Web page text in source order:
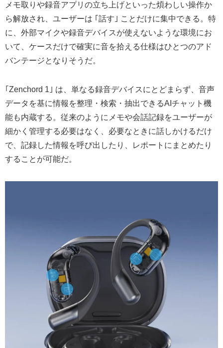
メモ取りや録音アプリの立ち上げといった煩わしい操作か
ら解放され、ユーザーは ｢話す｣ ことだけに集中できる。特
に、外部マイクや録音デバイスが使えないような環境にお
いて、ケースだけで確実に音を拾える仕様はひとつのアド
バンテージとなりそうだ。
｢Zenchord 1｣ は、単なる録音デバイスにとどまらず、音声
データを基に情報を整理・検索・抽出できるAIチャット機
能も内蔵する。従来のようにメモや会話記録をユーザーが
細かく管理する必要はなく、必要なときに話しかけるだけ
で、記録した情報を呼び出したり、レポートにまとめたり
することが可能だ。